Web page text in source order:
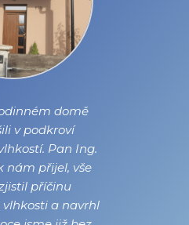
domě
v podkroví
Pan Ing.
nám přijel, vše
příčinu
a navrhl